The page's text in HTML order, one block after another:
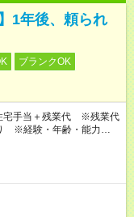
1年後、頼られ
ブランクOK
宅手当＋残業代 ※残業代
※経験・年齢・能力等を